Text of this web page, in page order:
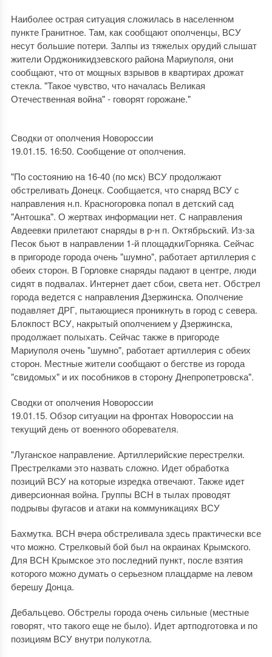
Наиболее острая ситуация сложилась в населенном
пункте Гранитное. Там, как сообщают ополченцы, ВСУ
несут большие потери. Залпы из тяжелых орудий слышат
жители Орджоникидзевского района Мариуполя, они
сообщают, что от мощных взрывов в квартирах дрожат
стекла. "Такое чувство, что началась Великая
Отечественная война" - говорят горожане."
Сводки от ополчения Новороссии
19.01.15. 16:50. Сообщение от ополчения.
"По состоянию на 16-40 (по мск) ВСУ продолжают
обстреливать Донецк. Сообщается, что снаряд ВСУ с
направления н.п. Красногоровка попал в детский сад
"Антошка". О жертвах информации нет. С направления
Авдеевки прилетают снаряды в р-н п. Октябрьский. Из-за
Песок бьют в направлении 1-й площадки/Горняка. Сейчас
в пригороде города очень "шумно", работает артиллерия с
обеих сторон. В Горловке снаряды падают в центре, люди
сидят в подвалах. Интернет дает сбои, света нет. Обстрел
города ведется с направления Дзержинска. Ополчение
подавляет ДРГ, пытающиеся проникнуть в город с севера.
Блокпост ВСУ, накрытый ополчением у Дзержинска,
продолжает полыхать. Сейчас также в пригороде
Мариуполя очень "шумно", работает артиллерия с обеих
сторон. Местные жители сообщают о бегстве из города
"свидомых" и их пособников в сторону Днепропетровска".
Сводки от ополчения Новороссии
19.01.15. Обзор ситуации на фронтах Новороссии на
текущий день от военного оборевателя.
"Луганское направление. Артиллерийские перестрелки.
Престрелками это назвать сложно. Идет обработка
позиций ВСУ на которые изредка отвечают. Также идет
диверсионная война. Группы ВСН в тылах проводят
подрывы фугасов и атаки на коммуникациях ВСУ
Бахмутка. ВСН вчера обстреливала здесь практически все
что можно. Стрелковый бой был на окраинах Крымского.
Для ВСН Крымское это последний пункт, после взятия
которого можно думать о серьезном плацдарме на левом
берешу Донца.
Дебальцево. Обстрелы города очень сильные (местные
говорят, что такого еще не было). Идет артподготовка и по
позициям ВСУ внутри полукотла.